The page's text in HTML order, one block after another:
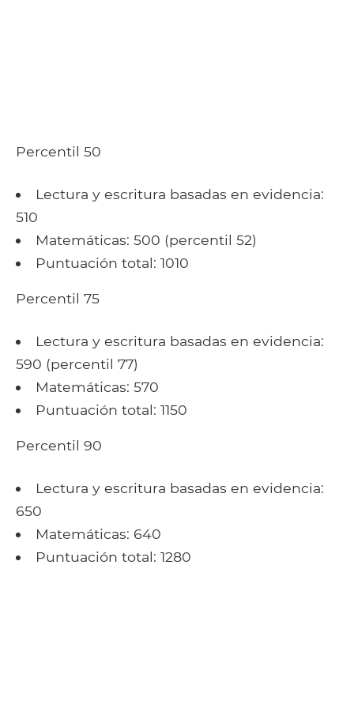
Percentil 50
Lectura y escritura basadas en evidencia:
510
Matemáticas: 500 (percentil 52)
Puntuación total: 1010
Percentil 75
Lectura y escritura basadas en evidencia:
590 (percentil 77)
Matemáticas: 570
Puntuación total: 1150
Percentil 90
Lectura y escritura basadas en evidencia:
650
Matemáticas: 640
Puntuación total: 1280